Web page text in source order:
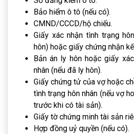
Bảo hiểm ô tô (nếu có).
CMND/CCCD/hộ chiếu.
Giấy xác nhận tình trạng
hôn) hoặc giấy chứng nhận
Bản án ly hôn hoặc giấy
nhân (nếu đã ly hôn).
Giấy chứng tử của vợ hoặc
tình trạng hôn nhân (nếu vợ
trước khi có tài sản).
Giấy tờ chứng minh tài sản
Hợp đồng uỷ quyền (nếu có).